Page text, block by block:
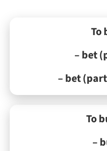
To
– bet
– bet
To
–